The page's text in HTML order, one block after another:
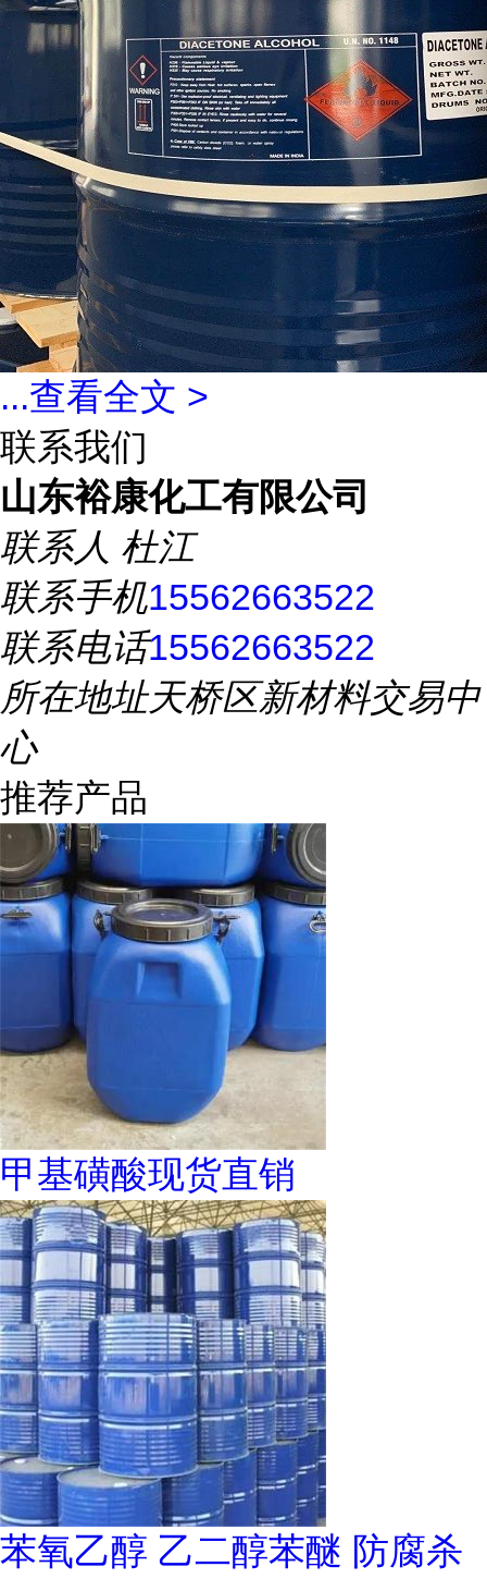
...查看全文 >
联系我们
山东裕康化工有限公司
联系人 杜江
联系手机15562663522
联系电话15562663522
所在地址天桥区新材料交易中
心
推荐产品
甲基磺酸现货直销
苯氧乙醇 乙二醇苯醚 防腐杀